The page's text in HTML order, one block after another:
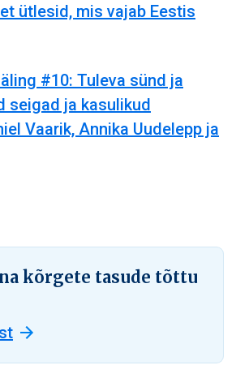
ütlesid, mis vajab Eestis
#10: Tuleva sünd ja
seigad ja kasulikud
Vaarik, Annika Uudelepp ja
kõrgete tasude tõttu